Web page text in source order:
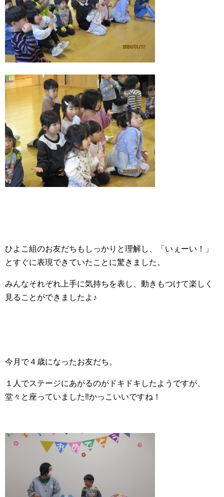
ひよこ組のお友だちもしっかりと理解し、「いぇーい！」
とすぐに表現できていたことに驚きました。
みんなそれぞれ上手に気持ちを表し、動きもつけて楽しく
見ることができましたよ♪
今月で４歳になったお友だち。
１人でステージにあがるのがドキドキしたようですが、
堂々と座っていました‼かっこいいですね！